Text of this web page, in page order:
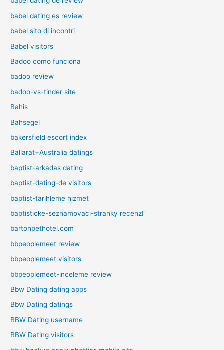
babel dating es review
babel sito di incontri
Babel visitors
Badoo como funciona
badoo review
badoo-vs-tinder site
Bahis
Bahsegel
bakersfield escort index
Ballarat+Australia datings
baptist-arkadas dating
baptist-dating-de visitors
baptist-tarihleme hizmet
baptisticke-seznamovaci-stranky recenzГ­
bartonpethotel.com
bbpeoplemeet review
bbpeoplemeet visitors
bbpeoplemeet-inceleme review
Bbw Dating dating apps
Bbw Dating datings
BBW Dating username
BBW Dating visitors